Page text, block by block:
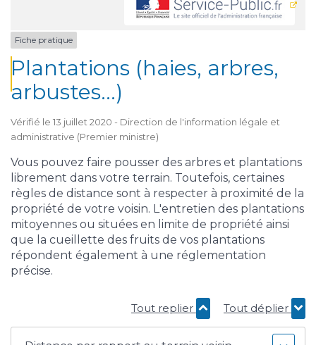
Fiche pratique
Plantations (haies, arbres,
arbustes...)
Vérifié le 13 juillet 2020 - Direction de l'information légale et
administrative (Premier ministre)
Vous pouvez faire pousser des arbres et plantations
librement dans votre terrain. Toutefois, certaines
règles de distance sont à respecter à proximité de la
propriété de votre voisin. L'entretien des plantations
mitoyennes ou situées en limite de propriété ainsi
que la cueillette des fruits de vos plantations
répondent également à une réglementation
précise.
Tout replier Tout déplier